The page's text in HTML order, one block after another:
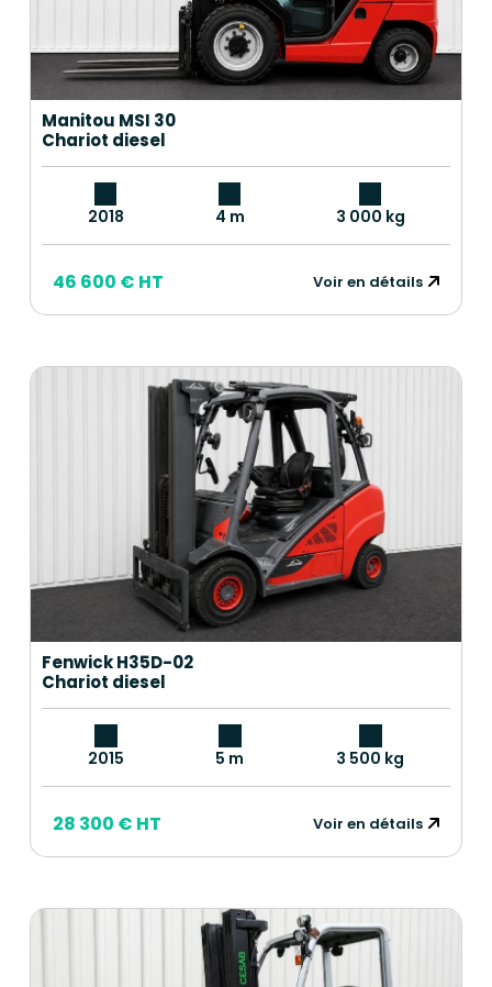
Manitou MSI 30
Chariot diesel
2018 4 m 3 000 kg
46 600 € HT Voir en détails
Fenwick H35D-02
Chariot diesel
2015 5 m 3 500 kg
28 300 € HT Voir en détails